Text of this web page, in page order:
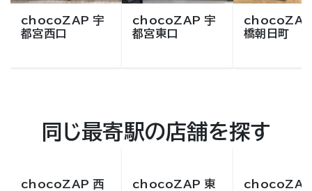
chocoZAP 宇
都宮西口
chocoZAP 宇
都宮東口
chocoZAP
橋朝日町
同じ最寄駅の店舗を探す
chocoZAP 西
chocoZAP 東
chocoZAP